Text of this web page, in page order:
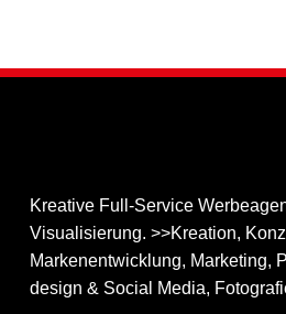
Kreative Full-Service
Visualisierung. >>Kreation,
Markenentwicklung, Marketing,
design & Social Media,